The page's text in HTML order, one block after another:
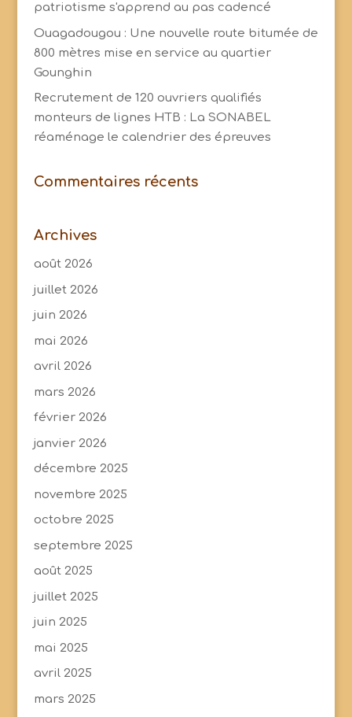
patriotisme s'apprend au pas cadencé
Ouagadougou : Une nouvelle route bitumée de
800 mètres mise en service au quartier
Gounghin
Recrutement de 120 ouvriers qualifiés
monteurs de lignes HTB : La SONABEL
réaménage le calendrier des épreuves
Commentaires récents
Archives
août 2026
juillet 2026
juin 2026
mai 2026
avril 2026
mars 2026
février 2026
janvier 2026
décembre 2025
novembre 2025
octobre 2025
septembre 2025
août 2025
juillet 2025
juin 2025
mai 2025
avril 2025
mars 2025